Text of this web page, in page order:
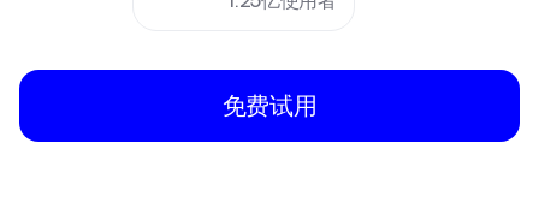
免费试用